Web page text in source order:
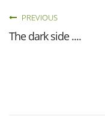
PREVIOUS
The dark side ....